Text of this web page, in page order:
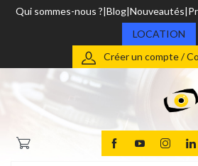
Qui sommes-nous ? Blog Nouveautés
LOCATION
Créer un compte /